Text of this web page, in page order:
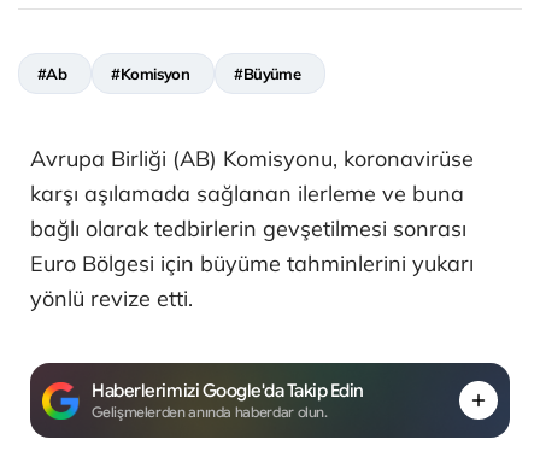
#Ab #Komisyon #Büyüme
Avrupa Birliği (AB) Komisyonu, koronavirüse
karşı aşılamada sağlanan ilerleme ve buna
bağlı olarak tedbirlerin gevşetilmesi sonrası
Euro Bölgesi için büyüme tahminlerini yukarı
yönlü revize etti.
Haberlerimizi Google'da Takip Edin
Gelişmelerden anında haberdar olun.